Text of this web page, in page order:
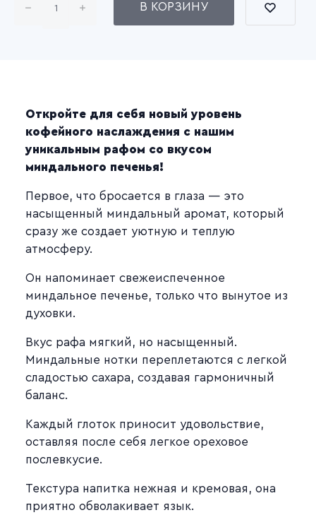
В КОРЗИНУ
Откройте для себя новый уровень
кофейного наслаждения с нашим
уникальным рафом со вкусом
миндального печенья!
Первое, что бросается в глаза — это
насыщенный миндальный аромат, который
сразу же создает уютную и теплую
атмосферу.
Он напоминает свежеиспеченное
миндальное печенье, только что вынутое из
духовки.
Вкус рафа мягкий, но насыщенный.
Миндальные нотки переплетаются с легкой
сладостью сахара, создавая гармоничный
баланс.
Каждый глоток приносит удовольствие,
оставляя после себя легкое ореховое
послевкусие.
Текстура напитка нежная и кремовая, она
приятно обволакивает язык.